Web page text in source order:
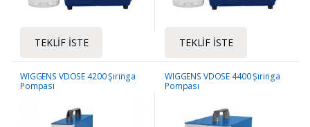
TEKLIF İSTE TEKLIF İSTE
WIGGENS VDOSE 4200 Şırınga
Pompası
WIGGENS VDOSE 4400 Şırınga
Pompası